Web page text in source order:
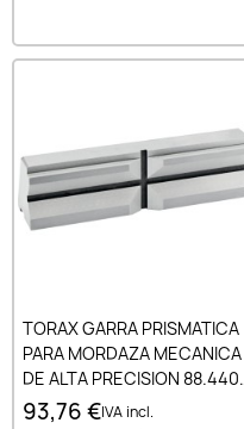
TORAX GARRA PRISMATICA
PARA MORDAZA MECANICA
DE ALTA PRECISION 88.440.
88.470 Y 88.472 175X43 MM -
93,76 €IVA incl.